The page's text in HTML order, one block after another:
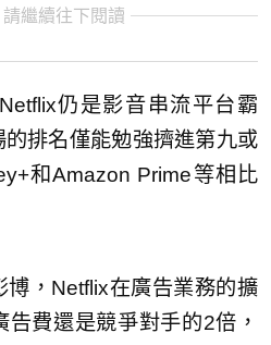
繼續往下閱讀
仍是影音串流平台霸
排名僅能勉強擠進第九或
和Amazon Prime等相比
，Netflix在廣告業務的擴
費還是競爭對手的2倍，